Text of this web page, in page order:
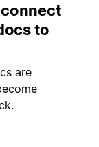
connect
to
are